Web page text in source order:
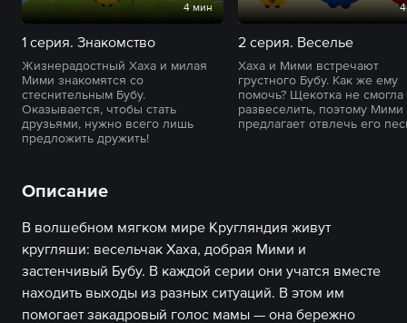
4 мин
1 серия. Знакомство
Жизнерадостный Хаха и милая
Мими знакомятся со
стеснительным Бубу.
Оказывается, чтобы стать
друзьями, нужно всего лишь
предложить дружить!
2 серия. Веселье
Хаха и Мими встречают
грустного Бубу. Как же ему
помочь? Щекотка не смогла
развеселить, поэтому Мими
предлагает отвлечь его
Описание
В волшебном мягком мире Кругляндия живут
кругляши: весельчак Хаха, добрая Мими и
застенчивый Бубу. В каждой серии они учатся вместе
находить выходы из разных ситуаций. В этом им
помогает закадровый голос мамы — она бережно